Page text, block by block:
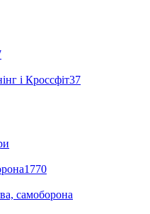
і Кроссфіт37
1770
самоборона